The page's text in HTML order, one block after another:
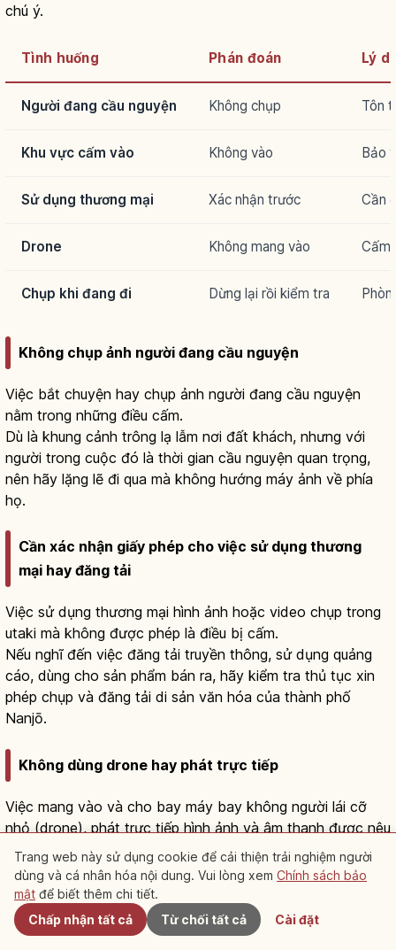
chú ý.
Tình huống Phán đoán Lý
Người đang cầu nguyện Không chụp Tôn
Khu vực cấm vào Không vào Bảo
Sử dụng thương mại Xác nhận trước Cần
Drone Không mang vào Cấm
Chụp khi đang đi Dừng lại rồi kiểm tra
Không chụp ảnh người đang cầu nguyện
Việc bắt chuyện hay chụp ảnh người đang cầu nguyện
nằm trong những điều cấm.
Dù là khung cảnh trông lạ lẫm nơi đất khách, nhưng với
người trong cuộc đó là thời gian cầu nguyện quan trọng,
nên hãy lặng lẽ đi qua mà không hướng máy ảnh về phía
họ.
Cần xác nhận giấy phép cho việc sử dụng thương
mại hay đăng tải
Việc sử dụng thương mại hình ảnh hoặc video chụp trong
utaki mà không được phép là điều bị cấm.
Nếu nghĩ đến việc đăng tải truyền thông, sử dụng quảng
cáo, dùng cho sản phẩm bán ra, hãy kiểm tra thủ tục xin
phép chụp và đăng tải di sản văn hóa của thành phố
Nanjō.
Không dùng drone hay phát trực tiếp
Việc mang vào và cho bay máy bay không người lái cỡ
nhỏ (drone), phát trực tiếp hình ảnh và âm thanh được nêu
là điều cấm.
Tại Seifa-utaki, hơn là chụp những thước phim hoành
tráng, hãy ưu tiên giữ sự tĩnh lặng và an toàn xung quanh.
Gần đây
Tìm hiểu về Du lịch Khám phá Okinawa
Trang web này sử dụng cookie để cải thiện trải nghiệm người
dùng và cá nhân hóa nội dung. Vui lòng xem Chính sách bảo
mật để biết thêm chi tiết.
Chấp nhận tất cả
Từ chối tất cả Cài đặt